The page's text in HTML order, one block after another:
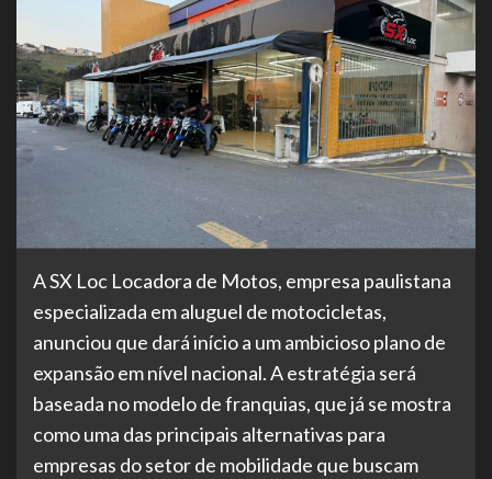
A SX Loc Locadora de Motos, empresa paulistana
especializada em aluguel de motocicletas,
anunciou que dará início a um ambicioso plano de
expansão em nível nacional. A estratégia será
baseada no modelo de franquias, que já se mostra
como uma das principais alternativas para
empresas do setor de mobilidade que buscam